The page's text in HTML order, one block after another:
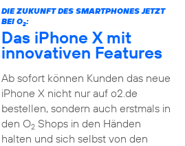
DIE ZUKUNFT DES SMARTPHONES JETZT
BEI O2:
Das iPhone X mit
innovativen Features
Ab sofort können Kunden das neue
iPhone X nicht nur auf o2.de
bestellen, sondern auch erstmals in
den O2Shops in den Händen
halten und sich selbst von den